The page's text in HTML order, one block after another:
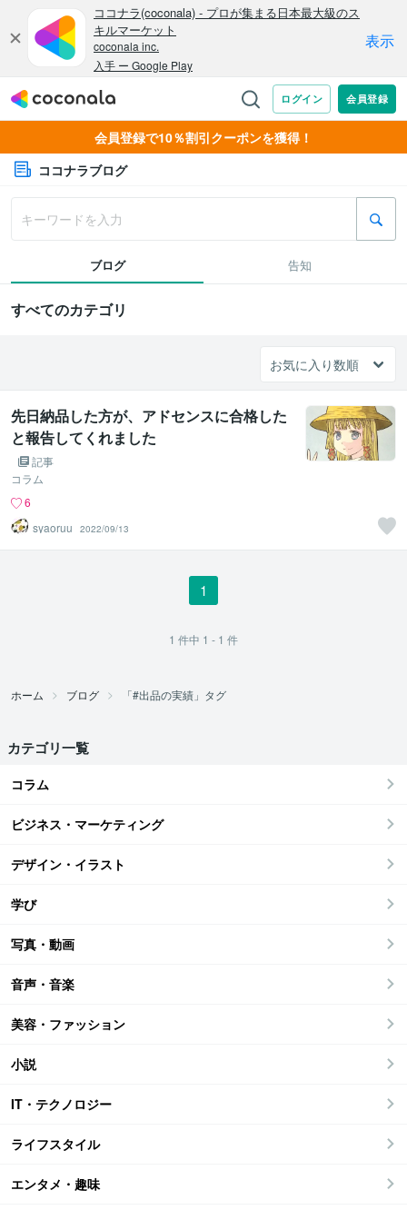
会員登録で10％割引クーポンを獲得！
ココナラブログ
ブログ 告知
すべてのカテゴリ
先日納品した方が、アドセンスに合格した
と報告してくれました
記事
コラム
6
syaoruu
2022/09/13
1
1 件中 1 - 1 件
ホーム ブログ 「#出品の実績」タグ
カテゴリ一覧
コラム
ビジネス・マーケティング
デザイン・イラスト
学び
写真・動画
音声・音楽
美容・ファッション
小説
IT・テクノロジー
ライフスタイル
エンタメ・趣味